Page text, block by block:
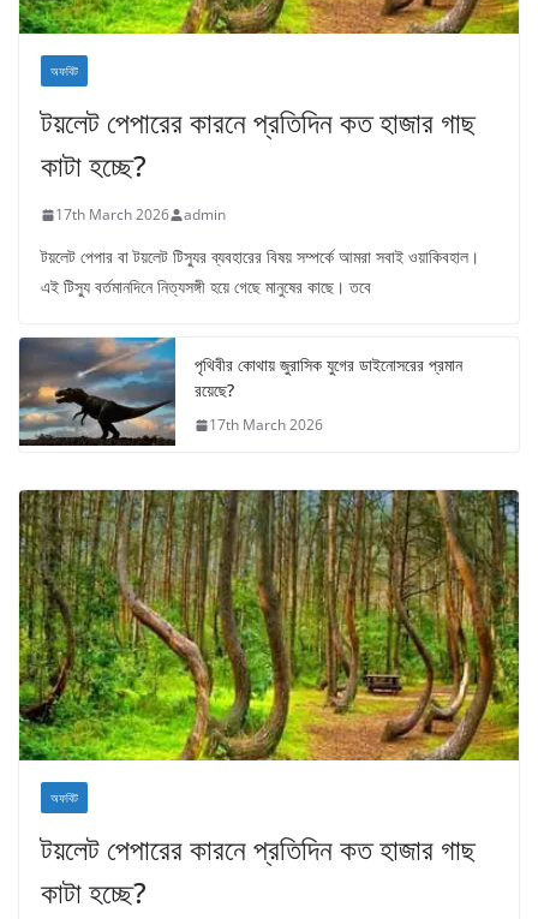
অফবিট
টয়লেট পেপারের কারনে প্রতিদিন কত হাজার গাছ
কাটা হচ্ছে?
17th March 2026 admin
টয়লেট পেপার বা টয়লেট টিস্যুর ব্যবহারের বিষয় সম্পর্কে আমরা সবাই ওয়াকিবহাল।
এই টিস্যু বর্তমানদিনে নিত্যসঙ্গী হয়ে গেছে মানুষের কাছে। তবে
পৃথিবীর কোথায় জুরাসিক যুগের ডাইনোসরের প্রমান
রয়েছে?
17th March 2026
অফবিট
টয়লেট পেপারের কারনে প্রতিদিন কত হাজার গাছ
কাটা হচ্ছে?